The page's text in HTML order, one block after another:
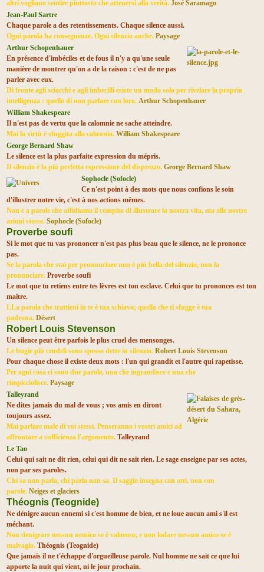
altri vogliano sentire piuttosto che attenersi alla verità. José Saramago
Jean-Paul Sartre
Chaque parole a des retentissements. Chaque silence aussi.
Ogni parola ha conseguenze. Ogni silenzio anche. Paysage
Arthur Schopenhauer
En présence d'imbéciles et de fous il n'y a qu'une seule
manière de montrer qu'on a de la raison : c'est de ne pas
parler avec eux.
Di fronte agli sciocchi e agli imbecilli esiste un modo solo per rivelare la propria
intelligenza : quello di non parlare con loro. Arthur Schopenhauer
William Shakespeare
Il n'est pas de vertu que la calomnie ne sache atteindre.
Mai la virtù è sfuggita alla calunnia. William Shakespeare
George Bernard Shaw
Le silence est la plus parfaite expression du mépris.
Il silenzio è la più perfetta espressione del disprezzo. George Bernard Shaw
Sophocle (Sofocle)
Ce n'est point à des mots que nous confions le soin
d'illustrer notre vie, c'est à nos actions mêmes.
Non è a parole che affidiamo il compito di illustrare la nostra vita, ma alle nostre
azioni stesse. Sophocle (Sofocle)
Proverbe soufi
Si le mot que tu vas prononcer n'est pas plus beau que le silence, ne le prononce
pas.
Se la parola che stai per pronunciare non è più bella del silenzio, non la
pronunciare. Proverbe soufi
Le mot que tu retiens entre tes lèvres est ton esclave. Celui que tu prononces est ton
maître.
LLa parola che trattieni in te è tua schiava; quella che ti sfugge è tua
padrona. Désert
Robert Louis Stevenson
Un silence peut être parfois le plus cruel des mensonges.
Le bugie più crudeli sono spesso dette in silenzio. Robert Louis Stevenson
Pour chaque chose il existe deux mots : l'un qui grandit et l'autre qui rapetisse.
Per ogni cosa ci sono due parole, una che ingrandisce e una che
rimpicciolisce. Paysage
Talleyrand
Ne dites jamais du mal de vous ; vos amis en diront
toujours assez.
Mai parlare male di voi stessi. Penseranno i vostri amici ad
affrontare a sufficienza l'argomento. Talleyrand
Le Tao
Celui qui sait ne dit rien, celui qui dit ne sait rien. Le sage enseigne par ses actes,
non par ses paroles.
Chi sa non parla, chi parla non sa. Il saggio insegna con atti, non con
parole. Neiges et glaciers
Théognis (Teognide)
Ne dénigre aucun ennemi si c'est homme de bien, et ne loue aucun ami s'il est
méchant.
Non denigrare nessun nemico se è valoroso, e non lodare nessun amico se è
malvagio. Théognis (Teognide)
Que jamais il ne t'échappe d'orgueilleuse parole. Nul homme ne sait ce que lui
apporte la nuit qui vient, ni le jour prochain.